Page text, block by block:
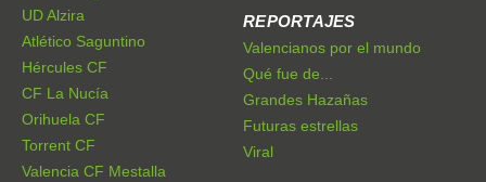
UD Alzira
Atlético Saguntino
Hércules CF
CF La Nucía
Orihuela CF
Torrent CF
Valencia CF Mestalla
REPORTAJES
Valencianos por el mundo
Qué fue de...
Grandes Hazañas
Futuras estrellas
Viral